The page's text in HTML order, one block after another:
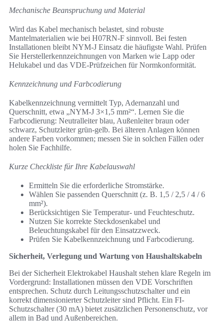
Mechanische Beanspruchung und Material
Wird das Kabel mechanisch belastet, sind robuste
Mantelmaterialien wie bei H07RN-F sinnvoll. Bei festen
Installationen bleibt NYM-J Einsatz die häufigste Wahl. Prüfen
Sie Herstellerkennzeichnungen von Marken wie Lapp oder
Helukabel und das VDE-Prüfzeichen für Normkonformität.
Kennzeichnung und Farbcodierung
Kabelkennzeichnung vermittelt Typ, Adernanzahl und
Querschnitt, etwa „NYM-J 3×1,5 mm²“. Lernen Sie die
Farbcodierung: Neutralleiter blau, Außenleiter braun oder
schwarz, Schutzleiter grün-gelb. Bei älteren Anlagen können
andere Farben vorkommen; messen Sie in solchen Fällen oder
holen Sie Fachhilfe.
Kurze Checkliste für Ihre Kabelauswahl
Ermitteln Sie die erforderliche Stromstärke.
Wählen Sie passenden Querschnitt (z. B. 1,5 / 2,5 / 4 / 6
mm²).
Berücksichtigen Sie Temperatur- und Feuchteschutz.
Nutzen Sie korrekte Steckdosenkabel und
Beleuchtungskabel für den Einsatzzweck.
Prüfen Sie Kabelkennzeichnung und Farbcodierung.
Sicherheit, Verlegung und Wartung von Haushaltskabeln
Bei der Sicherheit Elektrokabel Haushalt stehen klare Regeln im
Vordergrund: Installationen müssen den VDE Vorschriften
entsprechen. Schutz durch Leitungsschutzschalter und ein
korrekt dimensionierter Schutzleiter sind Pflicht. Ein FI-
Schutzschalter (30 mA) bietet zusätzlichen Personenschutz, vor
allem in Bad und Außenbereichen.